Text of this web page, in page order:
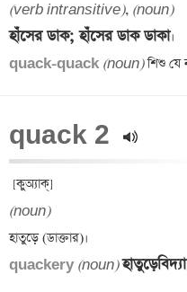
(verb intransitive), (noun)
হাঁসের ডাক; হাঁসের ডাক ডাকা
quack-quack (noun)
quack 2
(noun)
quackery (noun) হাতুড়েবিদ্যা